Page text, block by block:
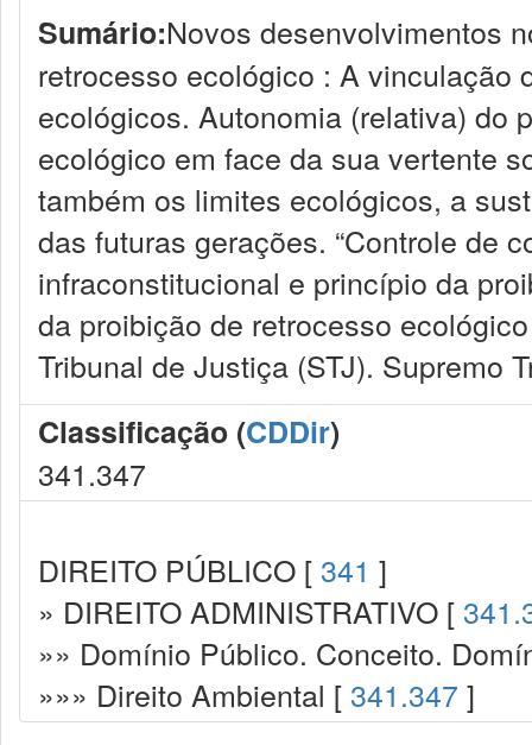
Sumário:Novos desenvolvimentos
retrocesso ecológico : A vinculação
ecológicos. Autonomia (relativa) do
ecológico em face da sua vertente
também os limites ecológicos, a
das futuras gerações. “Controle de
infraconstitucional e princípio da
da proibição de retrocesso
Tribunal de Justiça (STJ). Supremo
Classificação (CDDir)
341.347
DIREITO PÚBLICO [ 341 ]
» DIREITO ADMINISTRATIVO [
»» Domínio Público. Conceito.
»»» Direito Ambiental [ 341.347 ]